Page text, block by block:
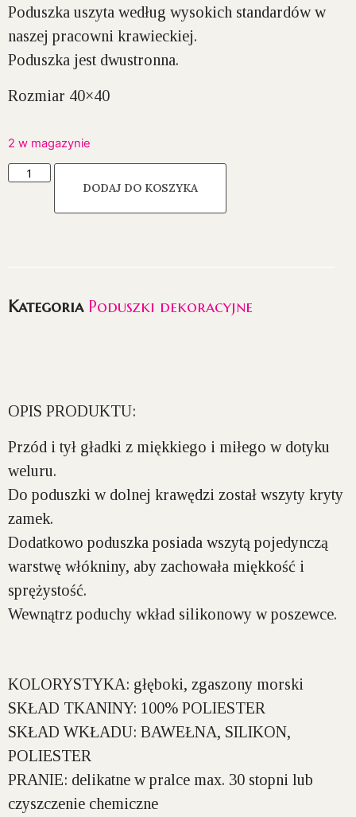
Poduszka uszyta według wysokich standardów w
naszej pracowni krawieckiej.
Poduszka jest dwustronna.
Rozmiar 40×40
2 w magazynie
DODAJ DO KOSZYKA
Kategoria Poduszki dekoracyjne
OPIS PRODUKTU:
Przód i tył gładki z miękkiego i miłego w dotyku
weluru.
Do poduszki w dolnej krawędzi został wszyty kryty
zamek.
Dodatkowo poduszka posiada wszytą pojedynczą
warstwę włókniny, aby zachowała miękkość i
sprężystość.
Wewnątrz poduchy wkład silikonowy w poszewce.
KOLORYSTYKA: głęboki, zgaszony morski
SKŁAD TKANINY: 100% POLIESTER
SKŁAD WKŁADU: BAWEŁNA, SILIKON,
POLIESTER
PRANIE: delikatne w pralce max. 30 stopni lub
czyszczenie chemiczne